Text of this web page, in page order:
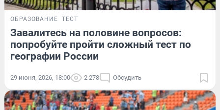
ОБРАЗОВАНИЕ ТЕСТ
Завалитесь на половине вопросов:
попробуйте пройти сложный тест по
географии России
29 июня, 2026, 18:00 2 278 Обсудить